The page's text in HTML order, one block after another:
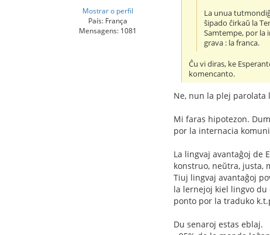
Mostrar o perfil
País: França
Mensagens: 1081
La unua
ŝipado ĉirkaŭ la
Samtempe, por la
grava : la franca.
Ĉu vi diras, ke
komencanto.
Ne, nun la plej parolata
Mi faras hipotezon.
por la internacia
La lingvaj avantaĝoj de
konstruo, neŭtra, justa,
Tiuj lingvaj avantaĝoj
la lernejoj kiel lingvo du
ponto por la traduko
Du senaroj estas eblaj.